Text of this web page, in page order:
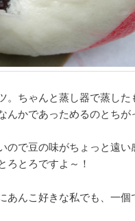
。ちゃんと蒸し器で蒸した
んかであっためるのとちが
ので豆の味がちょっと遠い
ろとろですよ～！
あんこ好きな私でも、一個